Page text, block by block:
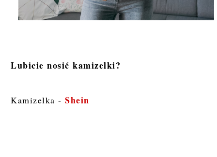
Lubicie nosić kamizelki?
Kamizelka -Shein